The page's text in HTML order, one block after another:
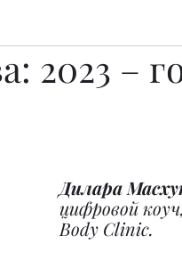
2023 –
Дилара
цифровой
Body Clinic.